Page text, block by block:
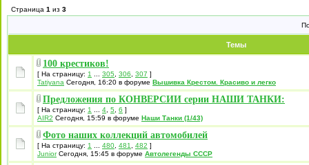
Страница 1 из 3
Темы
100 крестиков!
[ На страницу: 1 305 306 307 ]
Tatiyana Сегодня, 16:20 в форуме Вышивка Крестом. Красиво и легко
Предложения по КОНВЕРСИИ серии НАШИ ТАНКИ:
[ На страницу: 1 4 5 6 ]
AIR2 Сегодня, 15:59 в форуме Наши Танки (1/43)
Фото наших коллекций автомобилей
[ На страницу: 1 480 481 482 ]
JuniorСегодня, 15:45 в форуме Автолегенды СССР